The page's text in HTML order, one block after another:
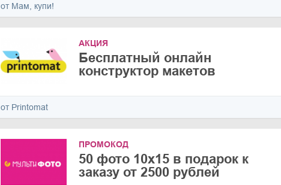
от Мам, купи!
АКЦИЯ
Бесплатный онлайн
конструктор макетов
от Printomat
ПРОМОКОД
50 фото 10х15 в подарок к
заказу от 2500 рублей